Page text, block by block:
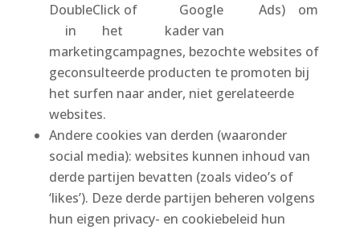
DoubleClick of Google Ads) om
in het kader van
marketingcampagnes, bezochte websites of
geconsulteerde producten te promoten bij
het surfen naar ander, niet gerelateerde
websites.
Andere cookies van derden (waaronder
social media): websites kunnen inhoud van
derde partijen bevatten (zoals video’s of
‘likes’). Deze derde partijen beheren volgens
hun eigen privacy- en cookiebeleid hun